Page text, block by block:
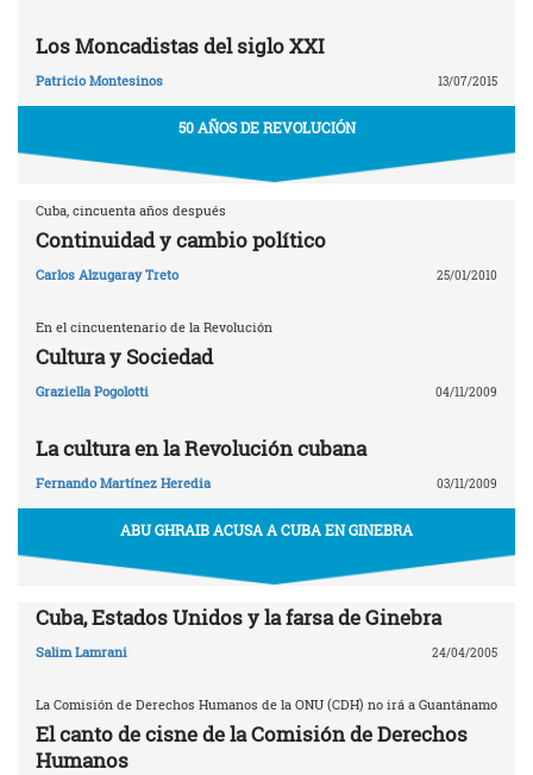
Los Moncadistas del siglo XXI
Patricio Montesinos 13/07/2015
50 AÑOS DE REVOLUCIÓN
Cuba, cincuenta años después
Continuidad y cambio político
Carlos Alzugaray Treto 25/01/2010
En el cincuentenario de la Revolución
Cultura y Sociedad
Graziella Pogolotti 04/11/2009
La cultura en la Revolución cubana
Fernando Martínez Heredia 03/11/2009
ABU GHRAIB ACUSA A CUBA EN GINEBRA
Cuba, Estados Unidos y la farsa de Ginebra
Salim Lamrani 24/04/2005
La Comisión de Derechos Humanos de la ONU (CDH) no irá a Guantánamo
El canto de cisne de la Comisión de Derechos
Humanos